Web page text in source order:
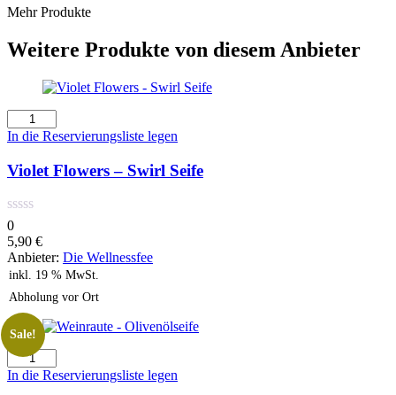
Mehr Produkte
Weitere Produkte von diesem Anbieter
Violet
Flowers
Swirl
Seife
In die Reservierungsliste legen
Violet Flowers – Swirl Seife
0
5,90 €
Anbieter: Die Wellnessfee
inkl. 19 % MwSt.
Abholung vor Ort
Sale!
Weinraute
-In die Reservierungsliste legen